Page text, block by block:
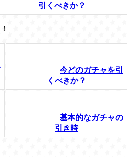
引くべきか？
今どのガチャを引
くべきか？
基本的なガチャの
引き時